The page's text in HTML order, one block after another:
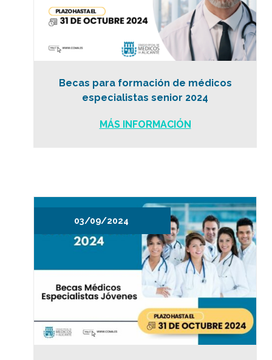
Becas para formación de médicos
especialistas senior 2024
MÁS INFORMACIÓN
03/09/2024